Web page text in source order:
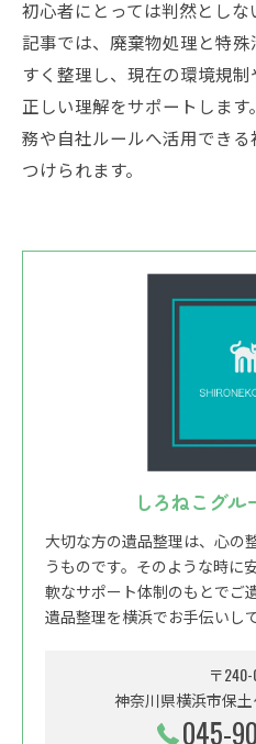
初心者にとっては判然とし
記事では、廃棄物処理と特
すく整理し、現在の環境規
正しい理解をサポートしま
務や自社ルールへ活用でき
つけられます。
しろねこグル
大切な方の遺品整理は、心の
うものです。そのような時に
軟なサポート体制のもとでご
遺品整理を横浜でお手伝いし
〒
神奈川県横浜市保
045-